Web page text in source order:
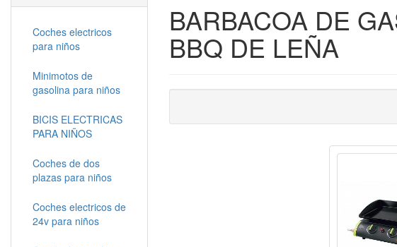
BARBACOA DE
BBQ DE LEÑA
Coches electricos
para niños
Minimotos de
gasolina para niños
BICIS ELECTRICAS
PARA NIÑOS
Coches de dos
plazas para niños
Coches electricos de
24v para niños